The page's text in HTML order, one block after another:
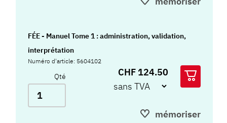
FÉE - Manuel Tome 1 : administration, validation,
interprétation
Numéro d'article: 5604102
Qté CHF 124.50
mémoriser